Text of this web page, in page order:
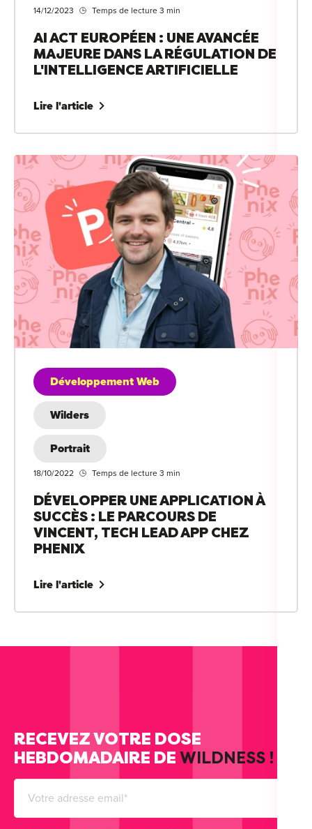
14/12/2023 Temps de lecture 3 min
AI ACT EUROPÉEN : UNE AVANCÉE
MAJEURE DANS LA RÉGULATION DE
L'INTELLIGENCE ARTIFICIELLE
Lire l'article
Développement Web
Wilders
Portrait
18/10/2022 Temps de lecture 3 min
DÉVELOPPER UNE APPLICATION À
SUCCÈS : LE PARCOURS DE
VINCENT, TECH LEAD APP CHEZ
PHENIX
Lire l'article
RECEVEZ VOTRE DOSE
HEBDOMADAIRE DE WILDNESS !